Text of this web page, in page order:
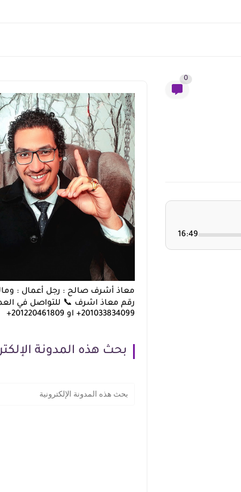
0
16:49
معاذ أشرف صالح : رجل أعمال :
رقم معاذ اشرف 📞 للتواصل في
201033834099+ او 201220461809+
بحث هذه المدونة